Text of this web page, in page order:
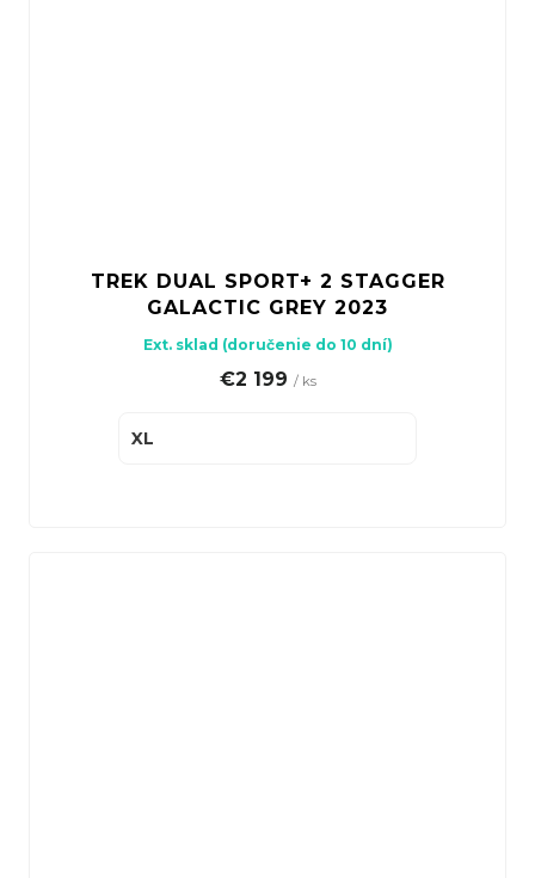
TREK DUAL SPORT+ 2 STAGGER
GALACTIC GREY 2023
Ext. sklad (doručenie do 10 dní)
€2 199 / ks
XL